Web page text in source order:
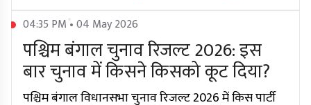
04:35 PM • 04 May 2026
पश्चिम बंगाल चुनाव रिजल्ट 2026: इस
बार चुनाव में किसने किसको कूट दिया?
पश्चिम बंगाल विधानसभा चुनाव रिजल्ट 2026 में किस पार्टी